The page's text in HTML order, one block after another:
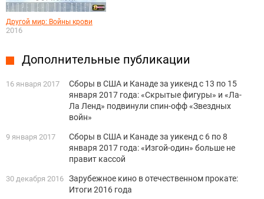
Другой мир: Войны крови
2016
Дополнительные публикации
16 января 2017
Сборы в США и Канаде за уикенд с 13 по 15
января 2017 года: «Скрытые фигуры» и «Ла-
Ла Ленд» подвинули спин-офф «Звездных
войн»
9 января 2017
Сборы в США и Канаде за уикенд с 6 по 8
января 2017 года: «Изгой-один» больше не
правит кассой
30 декабря 2016 Зарубежное кино в отечественном прокате:
Итоги 2016 года